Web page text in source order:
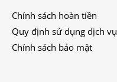
Chính sách hoàn tiền
Quy định sử dụng dịch vụ
Chính sách bảo mật